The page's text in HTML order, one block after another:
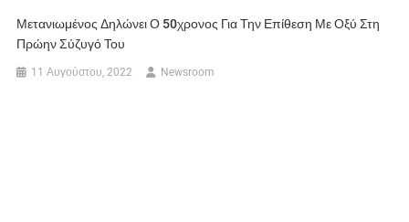
Μετανιωμένος Δηλώνει Ο 50χρονος Για Την Επίθεση Με Οξύ Στη
Πρώην Σύζυγό Του
11 Αυγούστου, 2022 Newsroom